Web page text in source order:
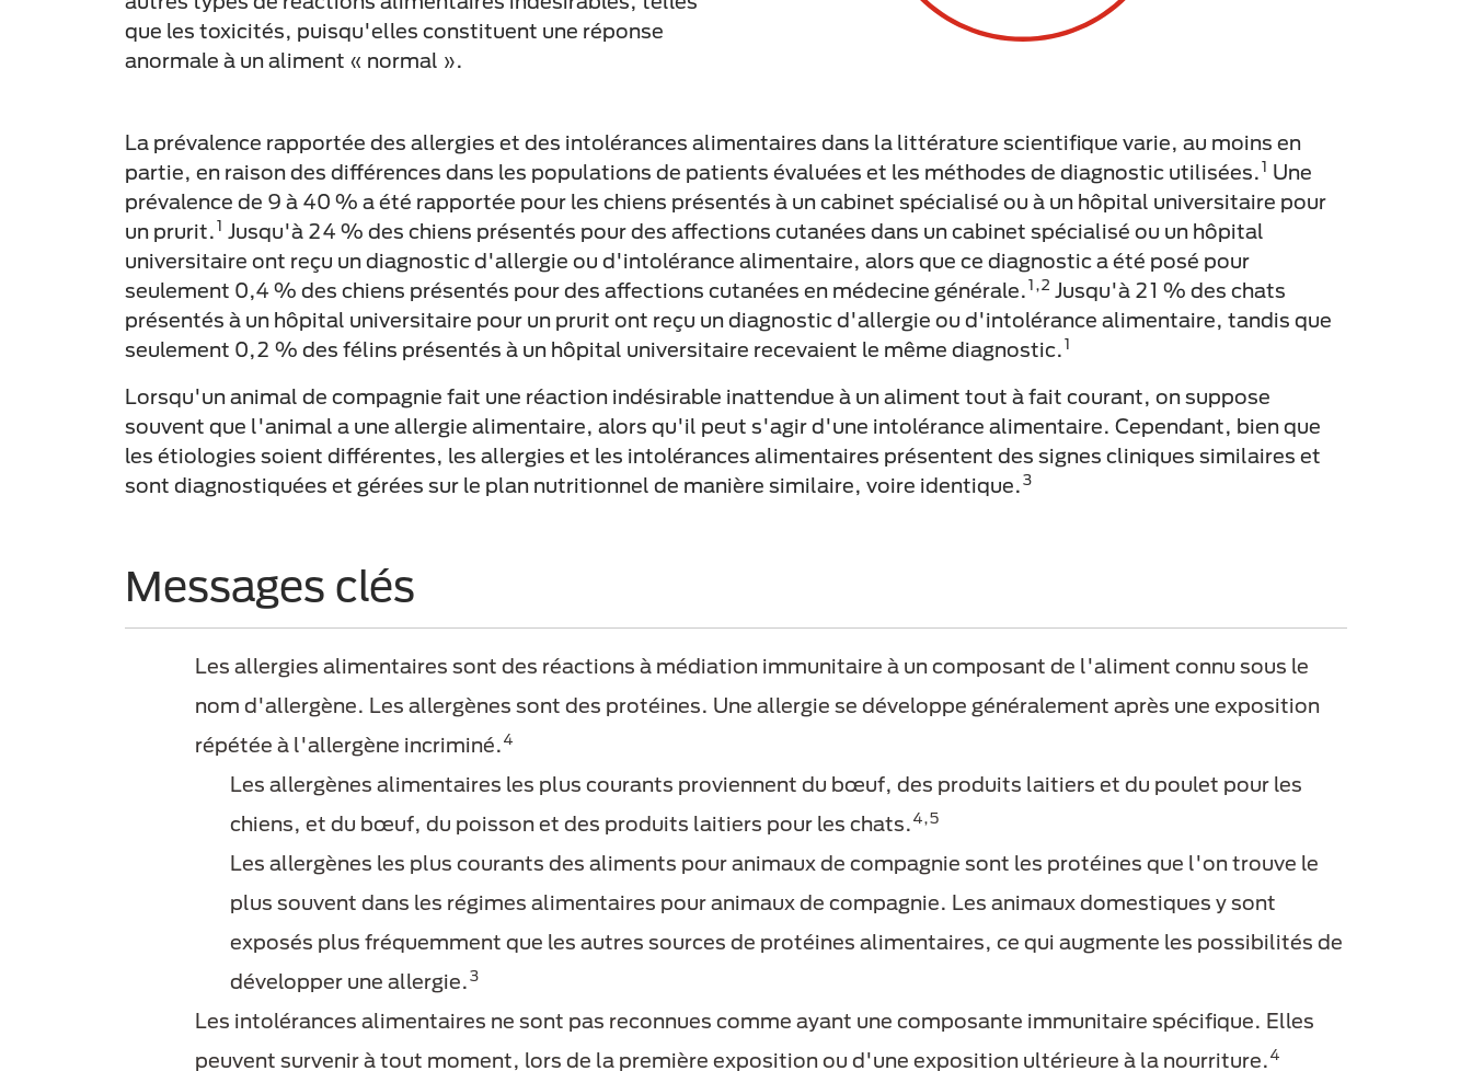
que les toxicités, puisqu'elles constituent une réponse
anormale à un aliment « normal ».
La prévalence rapportée des allergies et des intolérances alimentaires dans la littérature scientifique varie, au moins en
partie, en raison des différences dans les populations de patients évaluées et les méthodes de diagnostic utilisées.1 Une
prévalence de 9 à 40 % a été rapportée pour les chiens présentés à un cabinet spécialisé ou à un hôpital universitaire pour
un prurit.1 Jusqu'à 24 % des chiens présentés pour des affections cutanées dans un cabinet spécialisé ou un hôpital
universitaire ont reçu un diagnostic d'allergie ou d'intolérance alimentaire, alors que ce diagnostic a été posé pour
seulement 0,4 % des chiens présentés pour des affections cutanées en médecine générale.1,2 Jusqu'à 21 % des chats
présentés à un hôpital universitaire pour un prurit ont reçu un diagnostic d'allergie ou d'intolérance alimentaire, tandis que
seulement 0,2 % des félins présentés à un hôpital universitaire recevaient le même diagnostic.1
Lorsqu'un animal de compagnie fait une réaction indésirable inattendue à un aliment tout à fait courant, on suppose
souvent que l'animal a une allergie alimentaire, alors qu'il peut s'agir d'une intolérance alimentaire. Cependant, bien que
les étiologies soient différentes, les allergies et les intolérances alimentaires présentent des signes cliniques similaires et
sont diagnostiquées et gérées sur le plan nutritionnel de manière similaire, voire identique.3
Messages clés
Les allergies alimentaires sont des réactions à médiation immunitaire à un composant de l'aliment connu sous le
nom d'allergène. Les allergènes sont des protéines. Une allergie se développe généralement après une exposition
répétée à l'allergène incriminé.4
Les allergènes alimentaires les plus courants proviennent du bœuf, des produits laitiers et du poulet pour les
chiens, et du bœuf, du poisson et des produits laitiers pour les chats.4,5
Les allergènes les plus courants des aliments pour animaux de compagnie sont les protéines que l'on trouve le
plus souvent dans les régimes alimentaires pour animaux de compagnie. Les animaux domestiques y sont
exposés plus fréquemment que les autres sources de protéines alimentaires, ce qui augmente les possibilités de
développer une allergie.3
Les intolérances alimentaires ne sont pas reconnues comme ayant une composante immunitaire spécifique. Elles
peuvent survenir à tout moment, lors de la première exposition ou d'une exposition ultérieure à la nourriture.4